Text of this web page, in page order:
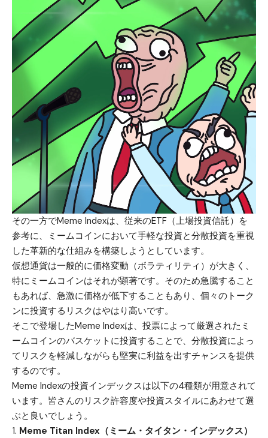
その一方でMeme Indexは、従来のETF（上場投資信託）を
参考に、ミームコインにおいて手軽な投資と分散投資を重視
した革新的な仕組みを構築しようとしています。
仮想通貨は一般的に価格変動（ボラティリティ）が大きく、
特にミームコインはそれが顕著です。そのため急騰すること
もあれば、急激に価格が低下することもあり、個々のトーク
ンに投資するリスクはやはり高いです。
そこで登場したMeme Indexは、投票によって厳選されたミ
ームコインのバスケットに投資することで、分散投資によっ
てリスクを軽減しながらも堅実に利益を出すチャンスを提供
するのです。
Meme Indexの投資インデックスは以下の4種類が用意されて
います。皆さんのリスク許容度や投資スタイルにあわせて選
ぶと良いでしょう。
Meme Titan Index（ミーム・タイタン・インデックス）